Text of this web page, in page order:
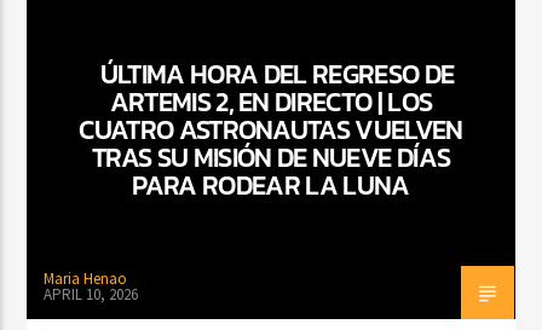
ÚLTIMA HORA DEL REGRESO DE
ARTEMIS 2, EN DIRECTO | LOS
CUATRO ASTRONAUTAS VUELVEN
TRAS SU MISIÓN DE NUEVE DÍAS
PARA RODEAR LA LUNA
Maria Henao
APRIL 10, 2026